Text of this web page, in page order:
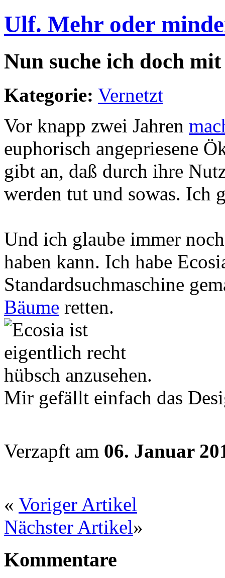
Ulf. Mehr oder
Nun suche ich doch
Kategorie: Vernetzt
Vor knapp zwei Jahren
euphorisch angepriesene
gibt an, daß durch ihre
werden tut und sowas. Ich
Und ich glaube immer
haben kann. Ich habe
Standardsuchmaschine
Bäume retten.
Mir gefällt einfach das
Verzapft am 06. Januar
« Voriger Artikel
Nächster Artikel»
Kommentare